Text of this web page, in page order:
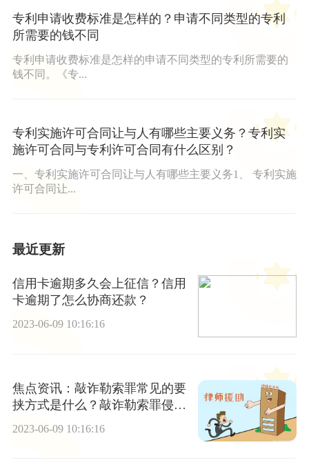
专利申请收费标准是怎样的？申请不同类型的专利
所需要的钱不同
专利申请收费标准是怎样的申请不同类型的专利所需要的
钱不同。《专...
专利实施许可合同让与人有哪些主要义务？专利实
施许可合同与专利许可合同有什么区别？
一、专利实施许可合同让与人有哪些主要义务1、 专利实施
许可合同让...
最近更新
信用卡逾期多久会上征信？信用
卡逾期了怎么协商还款？
2023-06-09 10:16:16
焦点资讯：敲诈勒索罪常见的要
挟方式是什么？敲诈勒索罪侵犯
2023-06-09 10:16:16